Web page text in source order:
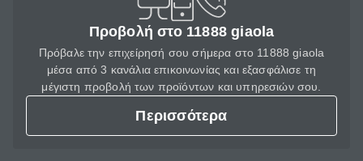
Προβολή στο 11888 giaola
Πρόβαλε την επιχείρησή σου σήμερα στο 11888 giaola
μέσα από 3 κανάλια επικοινωνίας και εξασφάλισε τη
μέγιστη προβολή των προϊόντων και υπηρεσιών σου.
Περισσότερα